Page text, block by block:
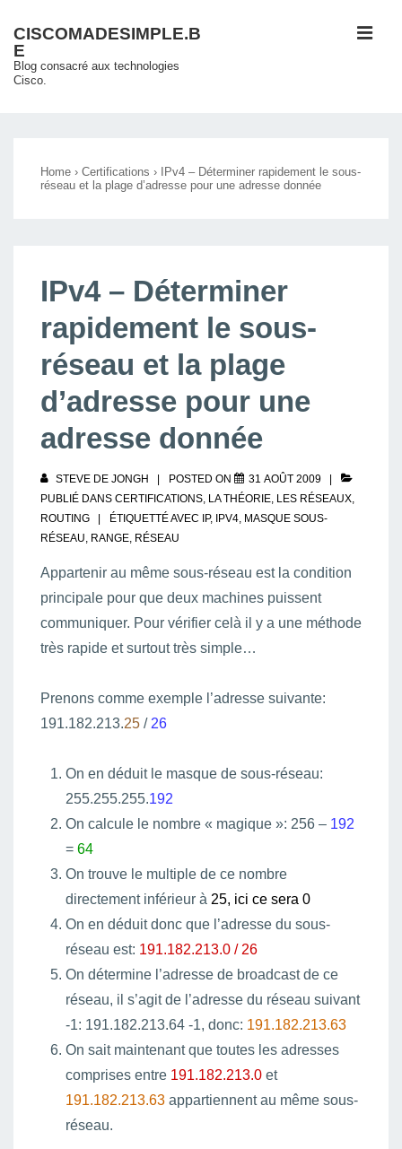
passer
au
contenu
CISCOMADESIMPLE.B
E
Blog consacré aux technologies
Cisco.
Home › Certifications ›
IPv4 – Déterminer rapidement le sous-
réseau et la plage d’adresse pour une adresse donnée
IPv4 – Déterminer
rapidement le sous-
réseau et la plage
d’adresse pour une
adresse donnée
STEVE DE JONGH POSTED ON
31 AOÛT 2009
PUBLIÉ DANS CERTIFICATIONS, LA THÉORIE, LES RÉSEAUX,
ROUTING
ÉTIQUETTÉ AVEC IP, IPV4, MASQUE SOUS-
RÉSEAU, RANGE, RÉSEAU
Appartenir au même sous-réseau est la condition
principale pour que deux machines puissent
communiquer. Pour vérifier celà il y a une méthode
très rapide et surtout très simple…
Prenons comme exemple l’adresse suivante:
191.182.213.25 / 26
On en déduit le masque de sous-réseau:
255.255.255.192
On calcule le nombre « magique »: 256 – 192
= 64
On trouve le multiple de ce nombre
directement inférieur à 25, ici ce sera 0
On en déduit donc que l’adresse du sous-
réseau est: 191.182.213.0 / 26
On détermine l’adresse de broadcast de ce
réseau, il s’agit de l’adresse du réseau suivant
-1: 191.182.213.64 -1, donc: 191.182.213.63
On sait maintenant que toutes les adresses
comprises entre 191.182.213.0 et
191.182.213.63 appartiennent au même sous-
réseau.